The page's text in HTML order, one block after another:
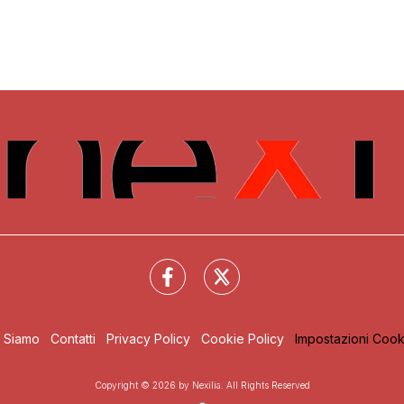
Siamo Contatti Privacy Policy Cookie Policy Impostazioni
Copyright © 2026 by Nexilia. All Rights Reserved